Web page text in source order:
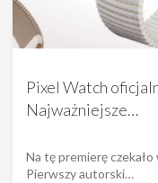
Pixel Watch
Najważniejsze…
Na tę premierę
Pierwszy autorski…